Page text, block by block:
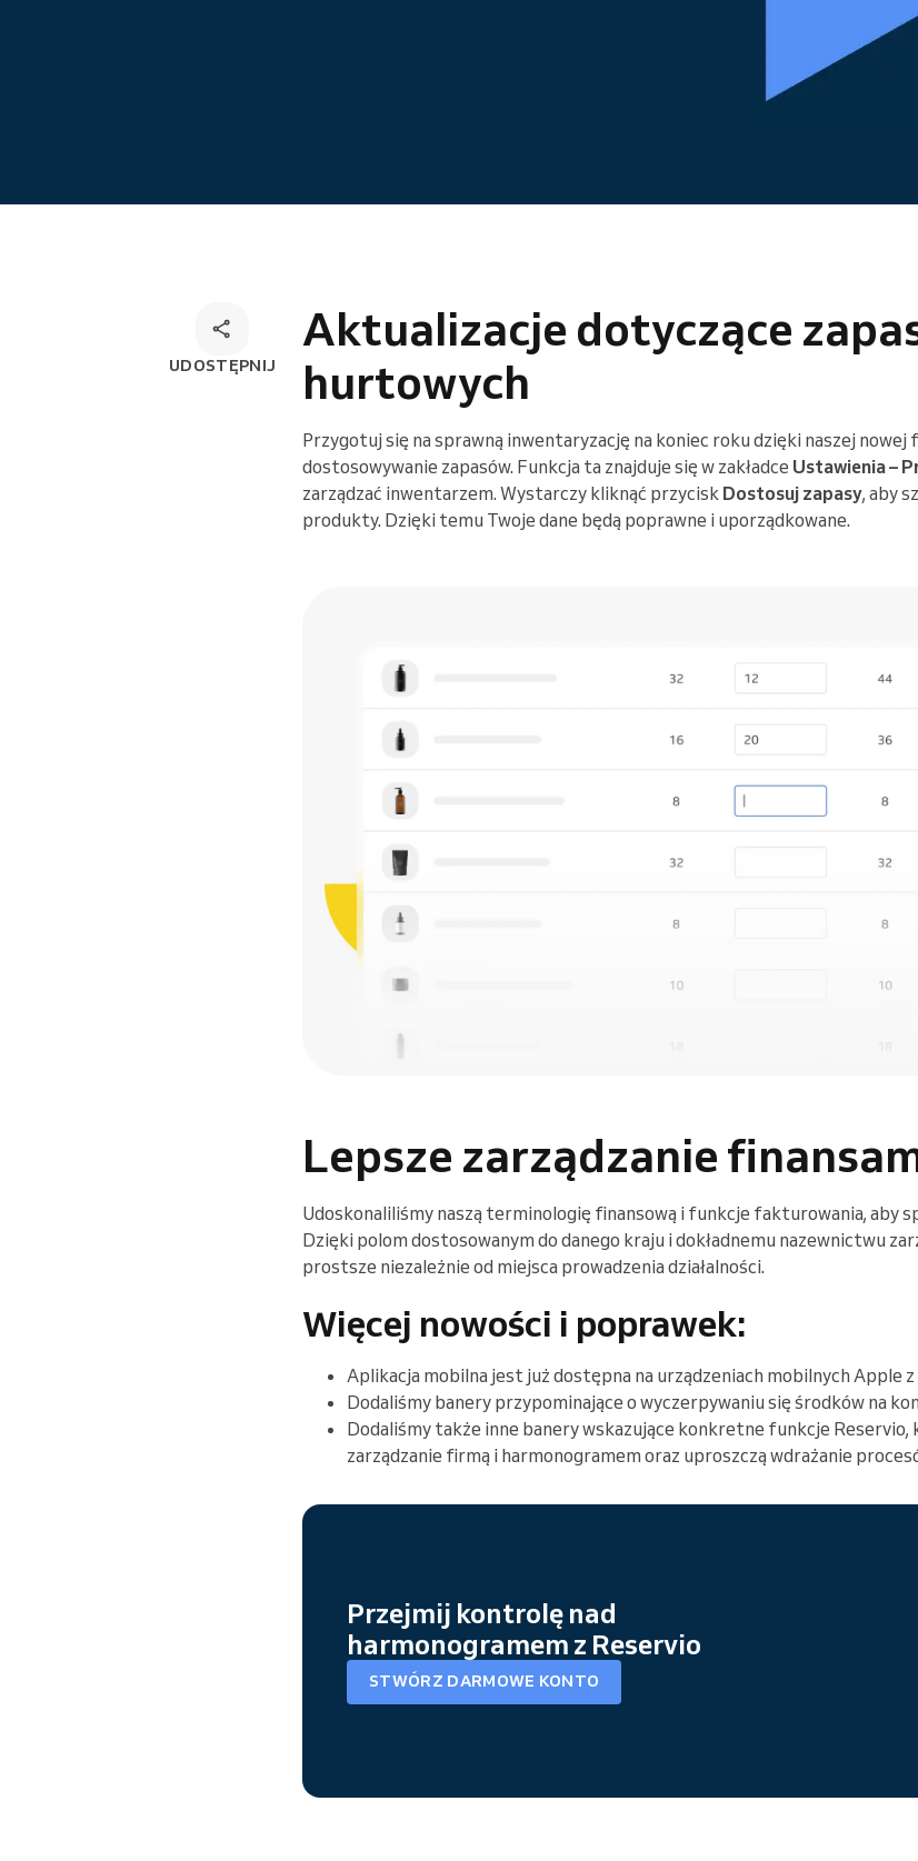
UDOSTĘPNIJ
Aktualizacje dotyczące
hurtowych
Przygotuj się na sprawną inwentaryzację na koniec roku dzięki naszej
dostosowywanie zapasów. Funkcja ta znajduje się w zakładce Ustawienia –
zarządzać inwentarzem. Wystarczy kliknąć przycisk Dostosuj zapasy, aby
produkty. Dzięki temu Twoje dane będą poprawne i uporządkowane.
Lepsze zarządzanie
Udoskonaliliśmy naszą terminologię finansową i funkcje fakturowania, aby
Dzięki polom dostosowanym do danego kraju i dokładnemu nazewnictwu
prostsze niezależnie od miejsca prowadzenia działalności.
Więcej nowości i poprawek:
Aplikacja mobilna jest już dostępna na urządzeniach mobilnych Apple
Dodaliśmy banery przypominające o wyczerpywaniu się środków na
Dodaliśmy także inne banery wskazujące konkretne funkcje Reservio,
zarządzanie firmą i harmonogramem oraz uproszczą wdrażanie
Przejmij kontrolę nad
harmonogramem z Reservio
STWÓRZ DARMOWE KONTO